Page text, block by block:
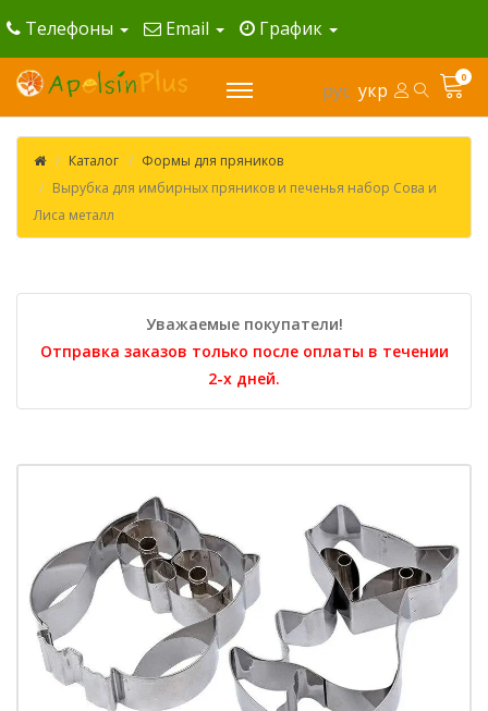
Телефоны Email График
рус укр
0
Каталог
Формы для пряников
Вырубка для имбирных пряников и печенья набор Сова и
Лиса металл
Уважаемые покупатели!
Отправка заказов только после оплаты в течении
2-х дней.